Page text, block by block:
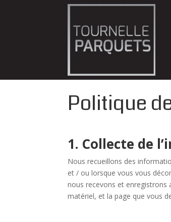
Politique
1. Collecte de
Nous recueillons des
et / ou lorsque vous vous
nous recevons et
matériel, et la page que vous